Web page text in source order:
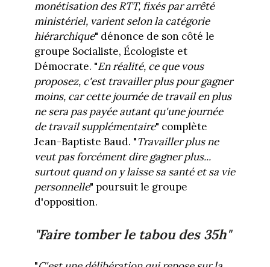
monétisation des RTT, fixés par arrêté
ministériel, varient selon la catégorie
hiérarchique" dénonce de son côté le
groupe Socialiste, Écologiste et
Démocrate. "En réalité, ce que vous
proposez, c'est travailler plus pour gagner
moins, car cette journée de travail en plus
ne sera pas payée autant qu'une journée
de travail supplémentaire" complète
Jean-Baptiste Baud. "Travailler plus ne
veut pas forcément dire gagner plus...
surtout quand on y laisse sa santé et sa vie
personnelle" poursuit le groupe
d'opposition.
"Faire tomber le tabou des 35h"